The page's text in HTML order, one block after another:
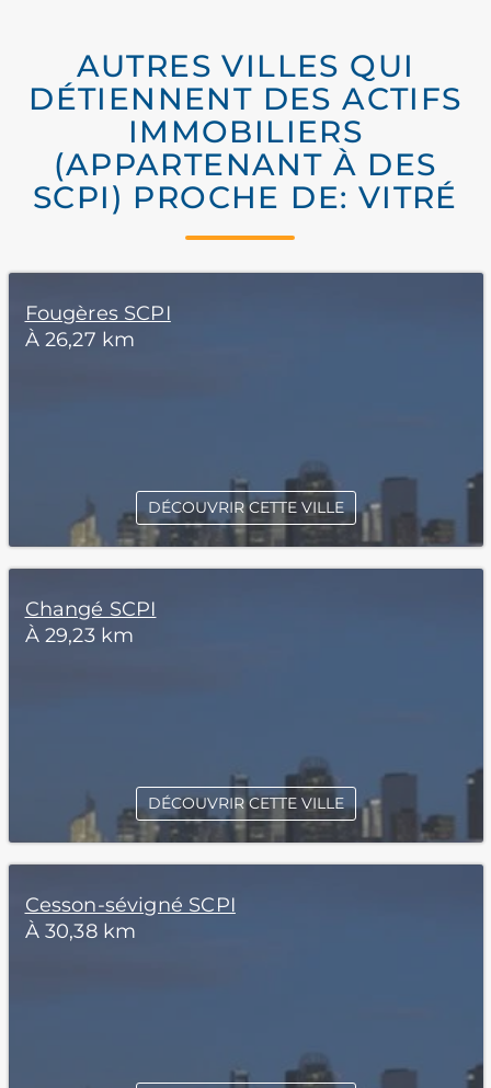
AUTRES VILLES QUI
DÉTIENNENT DES ACTIFS
IMMOBILIERS
(APPARTENANT À DES
SCPI) PROCHE DE: VITRÉ
Fougères SCPI
À 26,27 km
DÉCOUVRIR CETTE VILLE
Changé SCPI
À 29,23 km
DÉCOUVRIR CETTE VILLE
Cesson-sévigné SCPI
À 30,38 km